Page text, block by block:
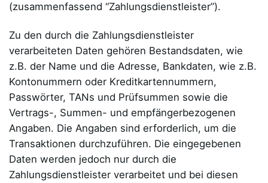
(zusammenfassend “Zahlungsdienstleister”).
Zu den durch die Zahlungsdienstleister
verarbeiteten Daten gehören Bestandsdaten, wie
z.B. der Name und die Adresse, Bankdaten, wie z.B.
Kontonummern oder Kreditkartennummern,
Passwörter, TANs und Prüfsummen sowie die
Vertrags-, Summen- und empfängerbezogenen
Angaben. Die Angaben sind erforderlich, um die
Transaktionen durchzuführen. Die eingegebenen
Daten werden jedoch nur durch die
Zahlungsdienstleister verarbeitet und bei diesen